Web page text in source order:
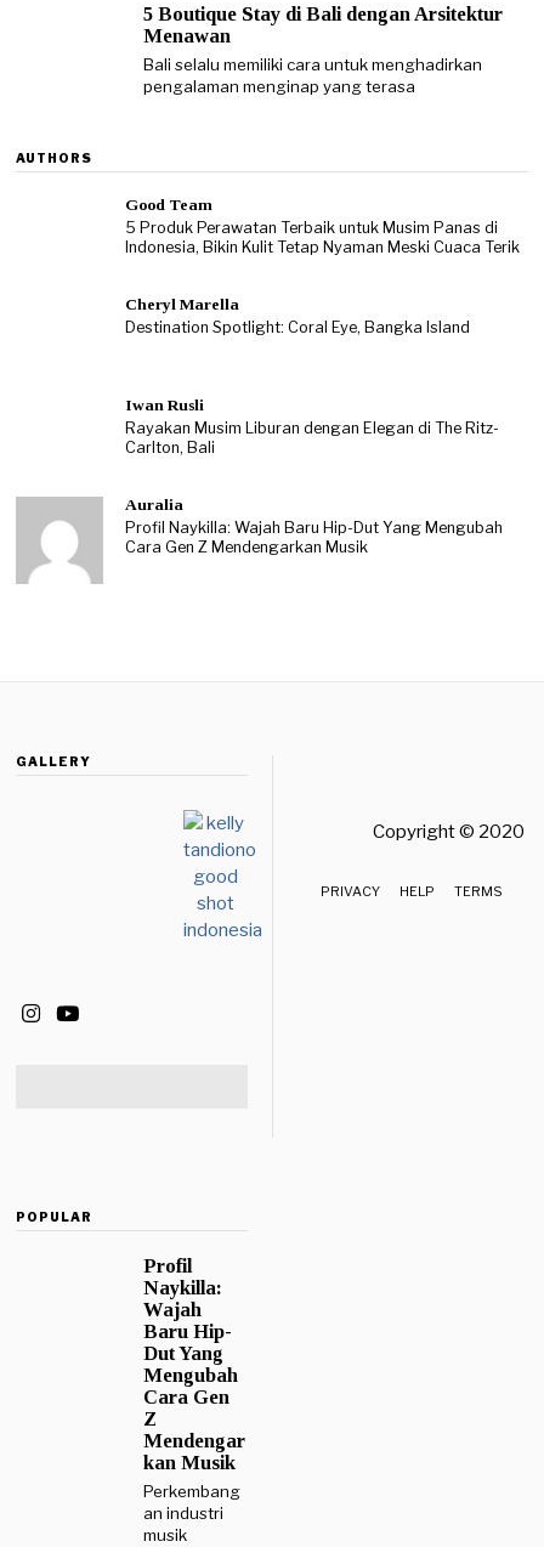
5 Boutique Stay di Bali dengan Arsitektur
Menawan
Bali selalu memiliki cara untuk menghadirkan
pengalaman menginap yang terasa
AUTHORS
Good Team
5 Produk Perawatan Terbaik untuk Musim Panas di
Indonesia, Bikin Kulit Tetap Nyaman Meski Cuaca Terik
Cheryl Marella
Destination Spotlight: Coral Eye, Bangka Island
Iwan Rusli
Rayakan Musim Liburan dengan Elegan di The Ritz-
Carlton, Bali
Auralia
Profil Naykilla: Wajah Baru Hip-Dut Yang Mengubah
Cara Gen Z Mendengarkan Musik
GALLERY
Copyright © 2020 -
PRIVACY HELP TERMS
POPULAR
Profil
Naykilla:
Wajah
Baru Hip-
Dut Yang
Mengubah
Cara Gen
Z
Mendengar
kan Musik
Perkembang
an industri
musik